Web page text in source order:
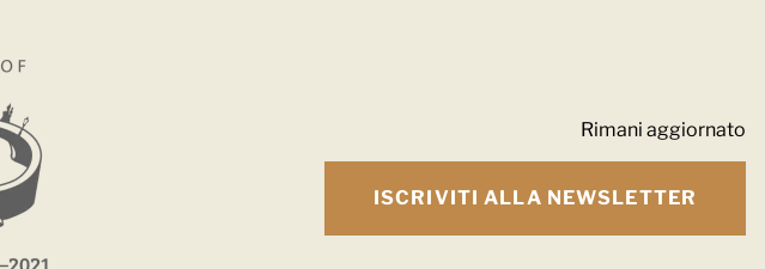
Rimani aggiornato
ISCRIVITI ALLA NEWSLETTER